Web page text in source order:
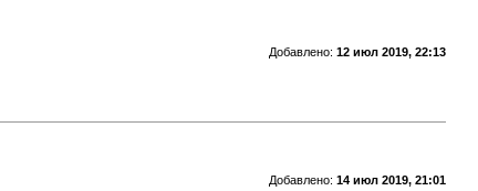
Добавлено: 12 июл 2019, 22:13
Добавлено: 14 июл 2019, 21:01